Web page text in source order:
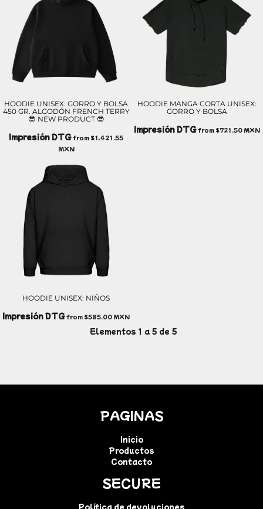
HOODIE UNISEX: GORRO Y BOLSA
450 GR. ALGODÓN FRENCH TERRY
😎 NEW PRODUCT 😎
Impresión DTGfrom $1,421.55
MXN
HOODIE MANGA CORTA UNISEX:
GORRO Y BOLSA
Impresión DTGfrom $721.50 MXN
HOODIE UNISEX: NIÑOS
Impresión DTGfrom $585.00 MXN
Elementos 1 a 5 de 5
PAGINAS
Inicio
Productos
Contacto
SECURE
Política de devoluciones